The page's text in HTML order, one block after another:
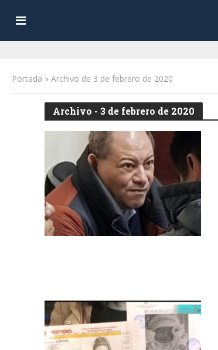
Portada » Archivo de 3 de febrero de 2020
Archivo - 3 de febrero de 2020